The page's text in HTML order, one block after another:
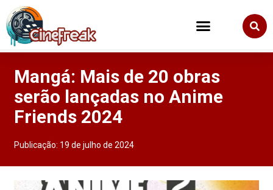
Mangá: Mais de 20 obras
serão lançadas no Anime
Friends 2024
Publicação: 19 de julho de 2024